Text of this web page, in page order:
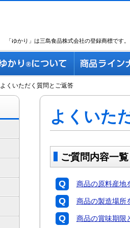
「ゆかり」は三島食品株式会社の登録商標です。
よくいただく質問とご返答
よくいた
ご質問内容一覧
商品の原料産地
商品の製造場所
商品の賞味期限